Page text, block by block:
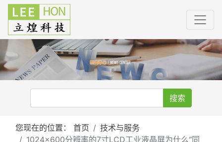
搜索
您现在的位置： 首页
技术与服务
1024×600分辨率的7寸LCD工业液晶屏为什么“同